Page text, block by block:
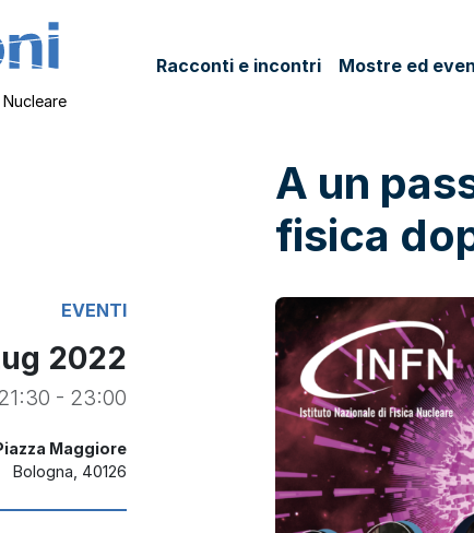
Racconti e incontri Mostre ed
A un
fisica
EVENTI
2022
- 23:00
Maggiore
Bologna, 40126